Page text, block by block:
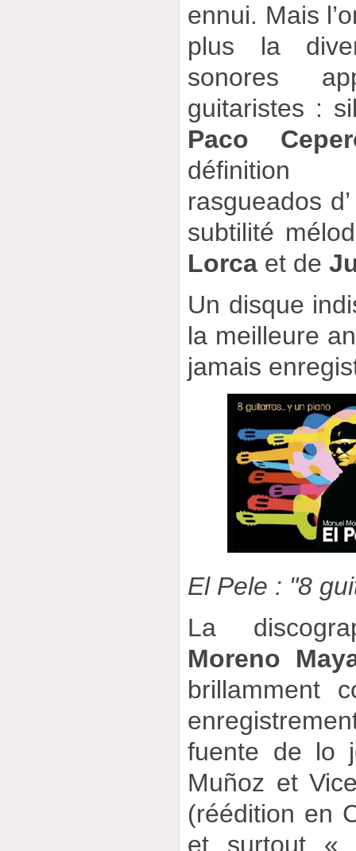
ennui. Mais
plus la
sonores
guitaristes :
Paco
définition
rasgueados
subtilité
Lorca et de
Un disque
la meilleure
jamais
El Pele : "8
La
Moreno
brillamment
fuente de lo
Muñoz et
(réédition en
et surtout «